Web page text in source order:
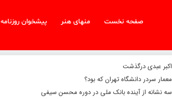
صفحه نخست منهای هنر پیشخوان روزنامه
اکبر عبدی درگذشت
معمار سردر دانشگاه تهران که بود؟
سه نشانه از آینده بانک ملی در دوره محسن سیفی